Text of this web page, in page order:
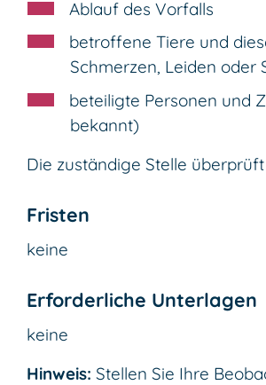
Ablauf des Vorfalls
betroffene Tiere und
Schmerzen, Leiden oder
beteiligte Personen und
bekannt)
Die zuständige Stelle
Fristen
keine
Erforderliche Unterlagen
keine
Hinweis: Stellen Sie Ihre